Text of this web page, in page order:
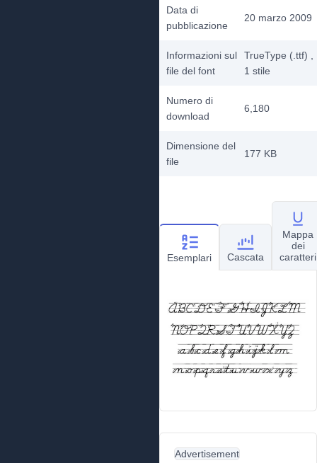
Data di
pubblicazione
20 marzo 2009
Informazioni sul
file del font
TrueType (.ttf)
1 stile
Numero di
download
6,180
Dimensione del
file
177 KB
Esemplari Cascata
Mappa
dei
caratteri
Advertisement